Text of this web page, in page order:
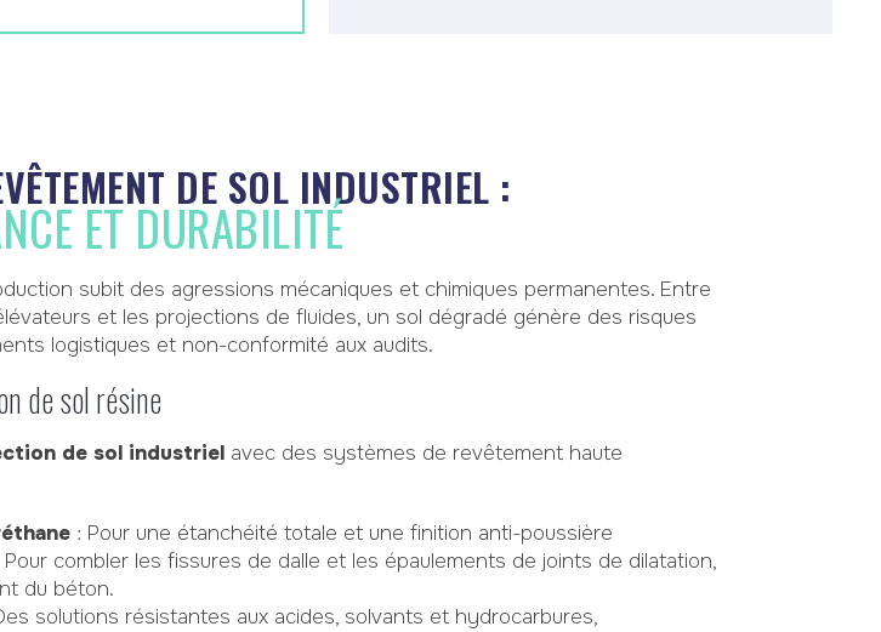
DE SOL INDUSTRIEL :
ET DURABILITÉ
subit des agressions mécaniques et chimiques permanentes. Entre
et les projections de fluides, un sol dégradé génère des risques
logistiques et non-conformité aux audits.
de sol résine
de sol industriel avec des systèmes de revêtement haute
: Pour une étanchéité totale et une finition anti-poussière
Pour combler les fissures de dalle et les épaulements de joints de dilatation,
du béton.
solutions résistantes aux acides, solvants et hydrocarbures,